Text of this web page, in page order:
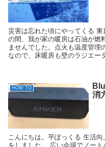
災害は忘れた頃にやってくる
の間、我が家の暖房は石油が燃
ませんでした。点火も温度管理
なので、床暖房も壁のラジエー
HOW TO
消
こんにちは。平ぽっくる 生活
をしました。 広い会場でノー